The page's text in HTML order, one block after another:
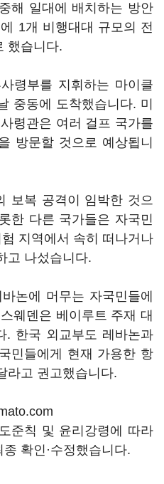
해 일대에 배치하는 방안
1개 비행대대 규모의 전
했습니다.
령부를 지휘하는 마이클
중동에 도착했습니다. 미
령관은 여러 걸프 국가를
방문할 것으로 예상됩니
보복 공격이 임박한 것으
한 다른 국가들은 자국민
지역에서 속히 떠나거나
고 나섰습니다.
논에 머무는 자국민들에
웨덴은 베이루트 주재 대
. 한국 외교부도 레바논과
민들에게 현재 가용한 항
라고 권고했습니다.
준칙 및 윤리강령에 따라
확인·수정했습니다.